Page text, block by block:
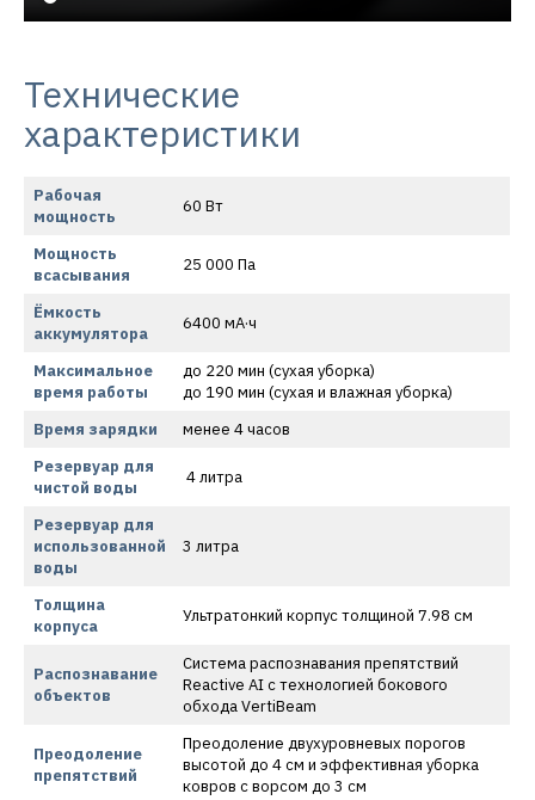
Технические
характеристики
Рабочая
мощность
60 Вт
Мощность
всасывания
25 000 Па
Ёмкость
аккумулятора
6400 мА·ч
Максимальное
время работы
до 220 мин (сухая уборка)
до 190 мин (сухая и влажная уборка)
Время зарядки
менее 4 часов
Резервуар для
чистой воды
4 литра
Резервуар для
использованной
воды
3 литра
Толщина
корпуса
Ультратонкий корпус толщиной 7.98 см
Распознавание
объектов
Система распознавания препятствий
Reactive AI с технологией бокового
обхода VertiBeam
Преодоление
препятствий
Преодоление двухуровневых порогов
высотой до 4 см и эффективная уборка
ковров с ворсом до 3 см